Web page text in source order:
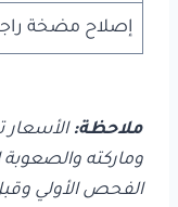
إصلاح مضخة
ملاحظة:
وماركته والصعوبة
الفحص الأولي